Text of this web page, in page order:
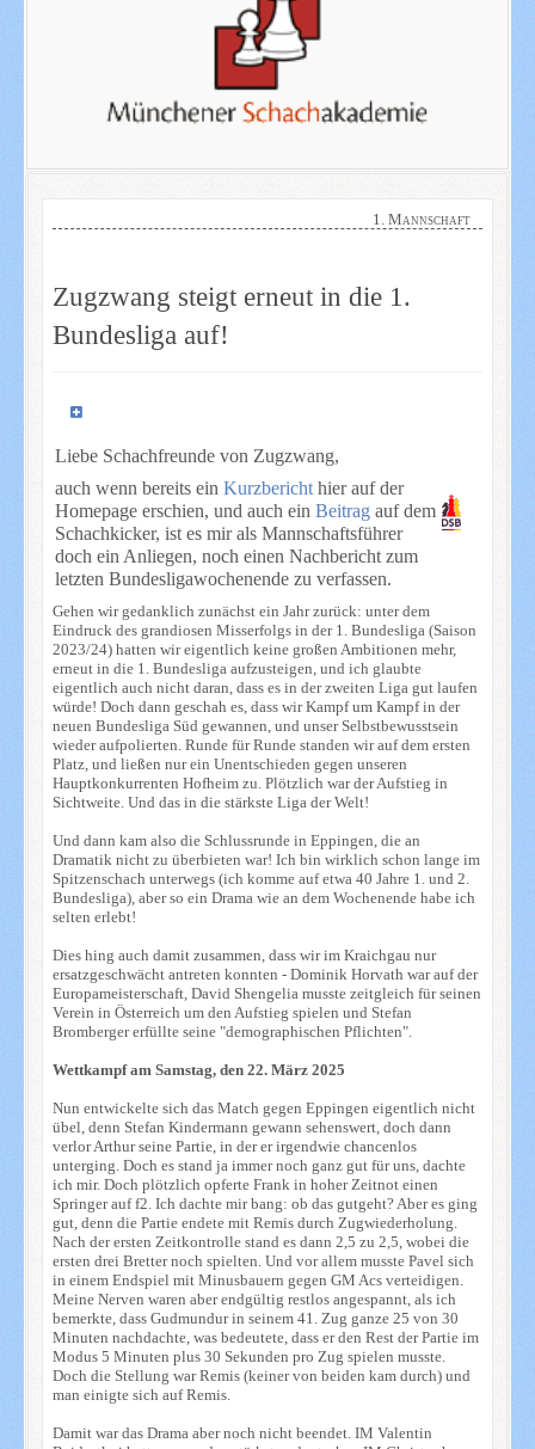
1. Mannschaft
Zugzwang steigt erneut in die 1.
Bundesliga auf!
Liebe Schachfreunde von Zugzwang,
auch wenn bereits ein Kurzberichthier auf der
Homepage erschien, und auch ein Beitragauf dem
Schachkicker, ist es mir als Mannschaftsführer
doch ein Anliegen, noch einen Nachbericht zum
letzten Bundesligawochenende zu verfassen.
Gehen wir gedanklich zunächst ein Jahr zurück: unter dem
Eindruck des grandiosen Misserfolgs in der 1. Bundesliga (Saison
2023/24) hatten wir eigentlich keine großen Ambitionen mehr,
erneut in die 1. Bundesliga aufzusteigen, und ich glaubte
eigentlich auch nicht daran, dass es in der zweiten Liga gut laufen
würde! Doch dann geschah es, dass wir Kampf um Kampf in der
neuen Bundesliga Süd gewannen, und unser Selbstbewusstsein
wieder aufpolierten. Runde für Runde standen wir auf dem ersten
Platz, und ließen nur ein Unentschieden gegen unseren
Hauptkonkurrenten Hofheim zu. Plötzlich war der Aufstieg in
Sichtweite. Und das in die stärkste Liga der Welt!
Und dann kam also die Schlussrunde in Eppingen, die an
Dramatik nicht zu überbieten war! Ich bin wirklich schon lange im
Spitzenschach unterwegs (ich komme auf etwa 40 Jahre 1. und 2.
Bundesliga), aber so ein Drama wie an dem Wochenende habe ich
selten erlebt!
Dies hing auch damit zusammen, dass wir im Kraichgau nur
ersatzgeschwächt antreten konnten - Dominik Horvath war auf der
Europameisterschaft, David Shengelia musste zeitgleich für seinen
Verein in Österreich um den Aufstieg spielen und Stefan
Bromberger erfüllte seine "demographischen Pflichten".
Wettkampf am Samstag, den 22. März 2025
Nun entwickelte sich das Match gegen Eppingen eigentlich nicht
übel, denn Stefan Kindermann gewann sehenswert, doch dann
verlor Arthur seine Partie, in der er irgendwie chancenlos
unterging. Doch es stand ja immer noch ganz gut für uns, dachte
ich mir. Doch plötzlich opferte Frank in hoher Zeitnot einen
Springer auf f2. Ich dachte mir bang: ob das gutgeht? Aber es ging
gut, denn die Partie endete mit Remis durch Zugwiederholung.
Nach der ersten Zeitkontrolle stand es dann 2,5 zu 2,5, wobei die
ersten drei Bretter noch spielten. Und vor allem musste Pavel sich
in einem Endspiel mit Minusbauern gegen GM Acs verteidigen.
Meine Nerven waren aber endgültig restlos angespannt, als ich
bemerkte, dass Gudmundur in seinem 41. Zug ganze 25 von 30
Minuten nachdachte, was bedeutete, dass er den Rest der Partie im
Modus 5 Minuten plus 30 Sekunden pro Zug spielen musste.
Doch die Stellung war Remis (keiner von beiden kam durch) und
man einigte sich auf Remis.
Damit war das Drama aber noch nicht beendet. IM Valentin